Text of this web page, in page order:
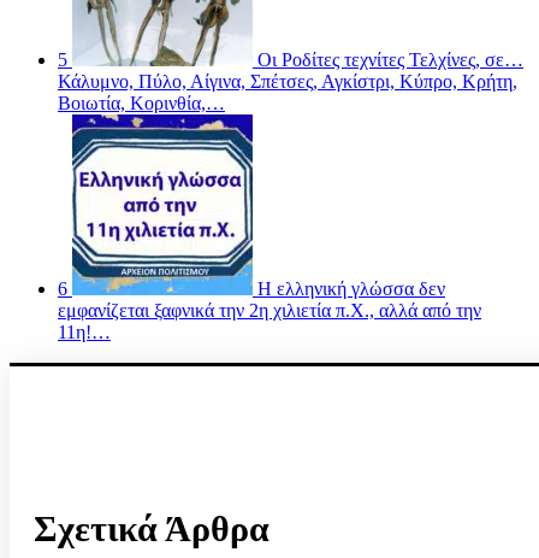
5
Οι Ροδίτες τεχνίτες Τελχίνες, σε…
Κάλυμνο, Πύλο, Αίγινα, Σπέτσες, Αγκίστρι, Κύπρο, Κρήτη,
Βοιωτία, Κορινθία,…
6
Η ελληνική γλώσσα δεν
εμφανίζεται ξαφνικά την 2η χιλιετία π.Χ., αλλά από την
11η!…
Σχετικά Άρθρα